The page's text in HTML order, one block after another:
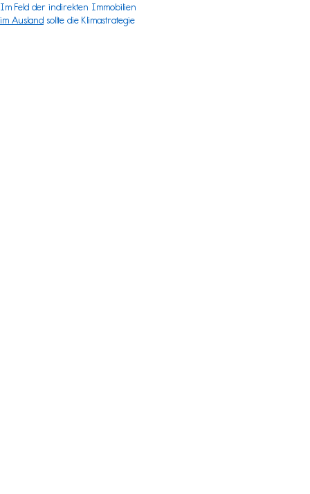
Im Feld der indirekten Immobilien
im Ausland sollte die Klimastrategie